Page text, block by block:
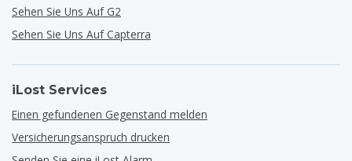
Sehen Sie Uns Auf G2
Sehen Sie Uns Auf Capterra
iLost Services
Einen gefundenen Gegenstand melden
Versicherungsanspruch drucken